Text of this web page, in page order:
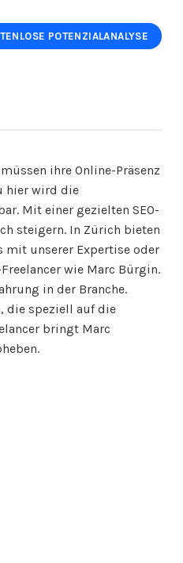
POTENZIALANALYSE
ihre Online-Präsenz
hier wird die
Mit einer gezielten SEO-
steigern. In Zürich bieten
mit unserer Expertise oder
wie Marc Bürgin.
in der Branche.
die speziell auf die
bringt Marc